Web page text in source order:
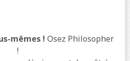
mêmes ! Osez Philosopher
!